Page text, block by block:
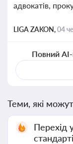
адвокатів,
LIGA ZAKON,04
Повний AI-
Теми, які
Перехід